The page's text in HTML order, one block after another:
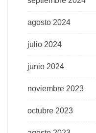
agosto 2024
julio 2024
junio 2024
noviembre 2023
octubre 2023